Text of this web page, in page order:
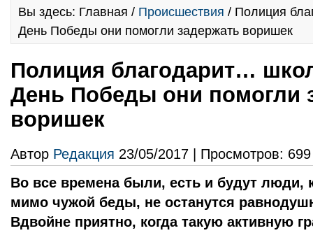
Вы здесь: Главная / Происшествия / Полиция
День Победы они помогли задержать воришек
Полиция благодарит…
День Победы они помогли
воришек
Автор Редакция 23/05/2017 | Просмотров: 699
Во все времена были, есть и будут люди,
мимо чужой беды, не останутся
Вдвойне приятно, когда такую активную